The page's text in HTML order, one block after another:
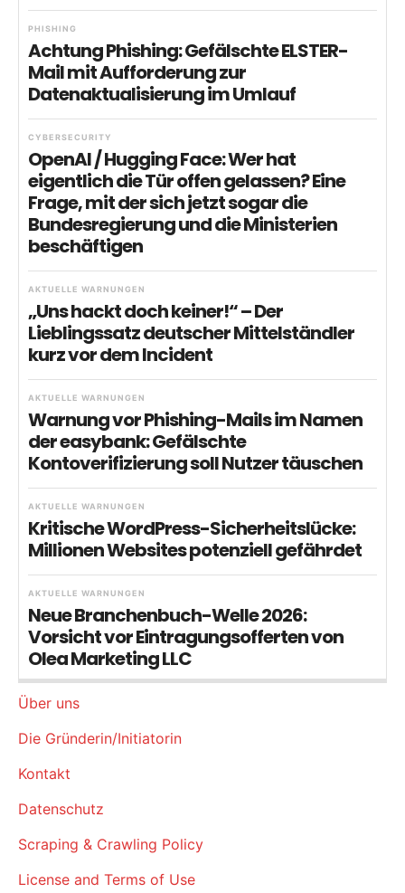
PHISHING
Achtung Phishing: Gefälschte ELSTER-
Mail mit Aufforderung zur
Datenaktualisierung im Umlauf
CYBERSECURITY
OpenAI / Hugging Face: Wer hat
eigentlich die Tür offen gelassen? Eine
Frage, mit der sich jetzt sogar die
Bundesregierung und die Ministerien
beschäftigen
AKTUELLE WARNUNGEN
„Uns hackt doch keiner!“ – Der
Lieblingssatz deutscher Mittelständler
kurz vor dem Incident
AKTUELLE WARNUNGEN
Warnung vor Phishing-Mails im Namen
der easybank: Gefälschte
Kontoverifizierung soll Nutzer täuschen
AKTUELLE WARNUNGEN
Kritische WordPress-Sicherheitslücke:
Millionen Websites potenziell gefährdet
AKTUELLE WARNUNGEN
Neue Branchenbuch-Welle 2026:
Vorsicht vor Eintragungsofferten von
Olea Marketing LLC
Über uns
Die Gründerin/Initiatorin
Kontakt
Datenschutz
Scraping & Crawling Policy
License and Terms of Use